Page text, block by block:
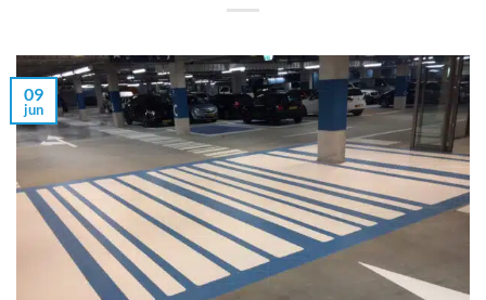
09
jun